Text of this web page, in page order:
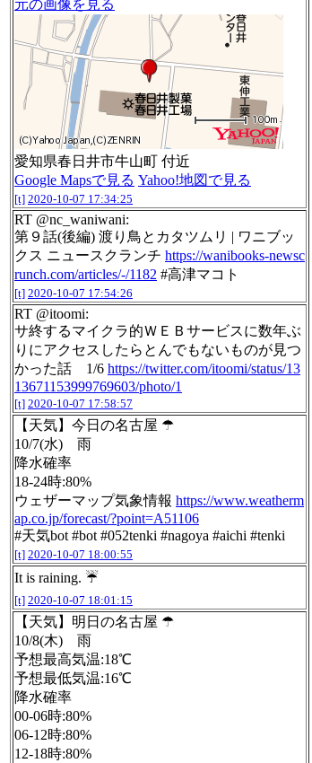
元の画像を見る
愛知県春日井市牛山町 付近
Google Mapsで見る Yahoo!地図で見る
[t] 2020-10-07 17:34:25
RT @nc_waniwani:
第９話(後編) 渡り鳥とカタツムリ | ワニブッ
クス ニュースクランチ https://wanibooks-newsc
runch.com/articles/-/1182 #高津マコト
[t] 2020-10-07 17:54:26
RT @itoomi:
サ終するマイクラ的ＷＥＢサービスに数年ぶ
りにアクセスしたらとんでもないものが見つ
かった話 1/6 https://twitter.com/itoomi/status/13
13671153999769603/photo/1
[t] 2020-10-07 17:58:57
【天気】今日の名古屋 ☂
10/7(水) 雨
降水確率
18-24時:80%
ウェザーマップ気象情報 https://www.weatherm
ap.co.jp/forecast/?point=A51106
#天気bot #bot #052tenki #nagoya #aichi #tenki
[t] 2020-10-07 18:00:55
It is raining. ☔️
[t] 2020-10-07 18:01:15
【天気】明日の名古屋 ☂
10/8(木) 雨
予想最高気温:18℃
予想最低気温:16℃
降水確率
00-06時:80%
06-12時:80%
12-18時:80%